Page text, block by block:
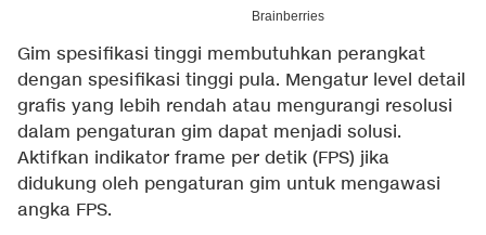
Gim spesifikasi tinggi membutuhkan perangkat
dengan spesifikasi tinggi pula. Mengatur level detail
grafis yang lebih rendah atau mengurangi resolusi
dalam pengaturan gim dapat menjadi solusi.
Aktifkan indikator frame per detik (FPS) jika
didukung oleh pengaturan gim untuk mengawasi
angka FPS.